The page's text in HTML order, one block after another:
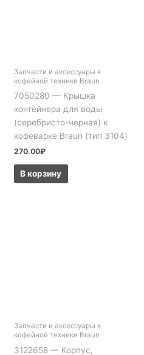
Запчасти и аксессуары к
кофейной технике Braun
7050280 — Крышка
контейнера для воды
(серебристо-черная) к
кофеварке Braun (тип 3104)
270.00₽
В корзину
Запчасти и аксессуары к
кофейной технике Braun
3122658 — Корпус,